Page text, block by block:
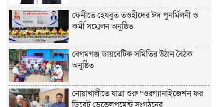
ফেনীতে হেযবুত তওহীদের ঈদ পুনর্মিলনী ও
কর্মী সম্মেলন অনুষ্ঠিত
বেগমগঞ্জ ডায়বেটিক সমিতির উঠান বৈঠক
অনুষ্ঠিত
নোয়াখালীতে যাত্রা শুরু “ওরগ্যানাইজেশন ফর